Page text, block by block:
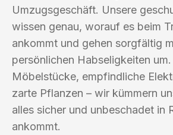
Umzugsgeschäft. Unsere
wissen genau, worauf es beim
ankommt und gehen sorgfältig
persönlichen Habseligkeiten
Möbelstücke, empfindliche
zarte Pflanzen – wir kümmern
alles sicher und unbeschadet in
ankommt.